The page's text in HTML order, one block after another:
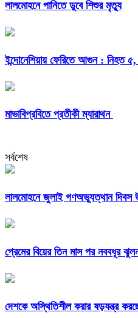
লালমোহনে পানিতে ডুবে শিশুর মৃত্যু
ইন্দোনেশিয়ায় ফেরিতে আগুন : নিহত ৫,
মাভাবিপ্রবিতে প্রতীকী ম্যারাথন ‎
সর্বশেষ
লালমোহনে জুলাই গণঅভ্যুত্থান দিবস
প্রেমের বিয়ের তিন মাস পর নববধূর
দেশকে অস্থিতিশীল করার ষড়যন্ত্র